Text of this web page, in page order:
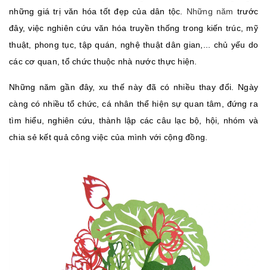
những giá trị văn hóa tốt đẹp của dân tộc. Những năm trước
đây, việc nghiên cứu văn hóa truyền thống trong kiến trúc, mỹ
thuật, phong tục, tập quán, nghệ thuật dân gian,... chủ yếu do
các cơ quan, tổ chức thuộc nhà nước thực hiện.
Những năm gần đây, xu thế này đã có nhiều thay đổi. Ngày
càng có nhiều tổ chức, cá nhân thể hiện sự quan tâm, đứng ra
tìm hiểu, nghiên cứu, thành lập các câu lạc bộ, hội, nhóm và
chia sẻ kết quả công việc của mình với cộng đồng.